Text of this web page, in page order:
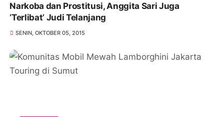
Narkoba dan Prostitusi, Anggita Sari Juga
‘Terlibat’ Judi Telanjang
SENIN, OKTOBER 05, 2015